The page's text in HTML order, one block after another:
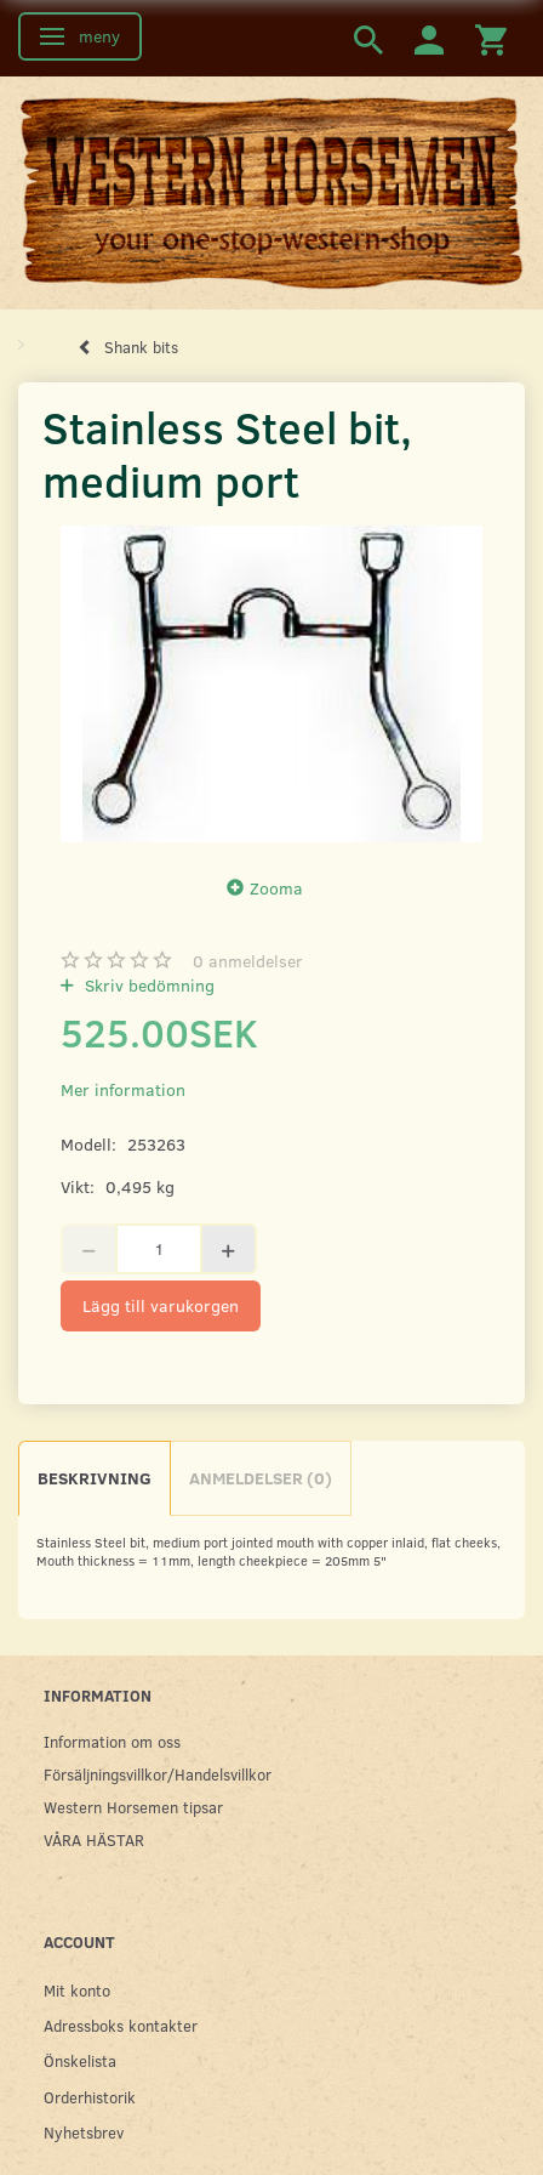
Ändra navigering
meny
Shank bits
Stainless Steel bit,
medium port
Zooma
0 anmeldelser
Skriv bedömning
525.00SEK
Mer information
Modell: 253263
Vikt: 0,495 kg
Lägg till varukorgen
BESKRIVNING ANMELDELSER (0)
Stainless Steel bit, medium port jointed mouth with copper inlaid, flat cheeks,
Mouth thickness = 11mm, length cheekpiece = 205mm 5"
INFORMATION
Information om oss
Försäljningsvillkor/Handelsvillkor
Western Horsemen tipsar
VÅRA HÄSTAR
ACCOUNT
Mit konto
Adressboks kontakter
Önskelista
Orderhistorik
Nyhetsbrev